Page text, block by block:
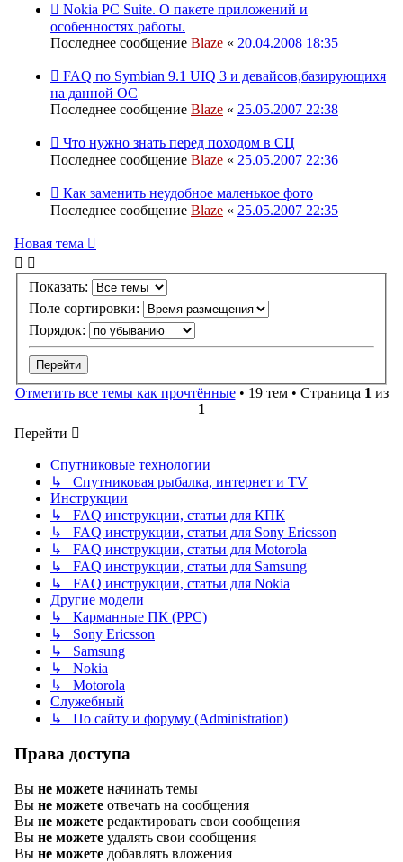
Nokia PC Suite. О пакете приложений и
особенностях работы.
Последнее сообщение Blaze « 20.04.2008 18:35
FAQ по Symbian 9.1 UIQ 3 и девайсов,базирующихя
на данной ОС
Последнее сообщение Blaze « 25.05.2007 22:38
Что нужно знать перед походом в СЦ
Последнее сообщение Blaze « 25.05.2007 22:36
Как заменить неудобное маленькое фото
Последнее сообщение Blaze « 25.05.2007 22:35
Новая тема
Показать:
Поле сортировки:
Порядок:
Отметить все темы как прочтённые• 19 тем • Страница 1 из
1
Перейти
Спутниковые технологии
↳ Спутниковая рыбалка, интернет и TV
Инструкции
↳ FAQ инструкции, статьи для КПК
↳ FAQ инструкции, статьи для Sony Ericsson
↳ FAQ инструкции, статьи для Motorola
↳ FAQ инструкции, статьи для Samsung
↳ FAQ инструкции, статьи для Nokia
Другие модели
↳ Карманные ПК (PPC)
↳ Sony Ericsson
↳ Samsung
↳ Nokia
↳ Motorola
Служебный
↳ По сайту и форуму (Administration)
Права доступа
Вы не можете начинать темы
Вы не можете отвечать на сообщения
Вы не можете редактировать свои сообщения
Вы не можете удалять свои сообщения
Вы не можете добавлять вложения